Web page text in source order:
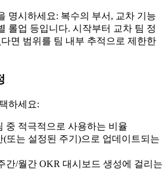
명시하세요: 복수의 부서, 교차 기능
롤업 등입니다. 시작부터 교차 팀 정
면 범위를 팀 내부 추적으로 제한한
하세요:
중 적극적으로 사용하는 비율
(또는 설정된 주기)으로 업데이트되는
간/월간 OKR 대시보드 생성에 걸리는